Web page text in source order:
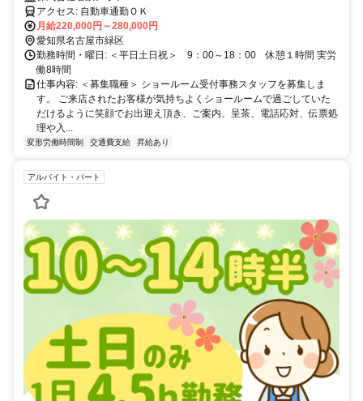
アクセス: 自動車通勤ＯＫ
月給220,000円～280,000円
愛知県名古屋市緑区
勤務時間・曜日: ＜平日土日祝＞ 9：00～18：00 休憩１時間 実労
働8時間
仕事内容: ＜募集職種＞ ショールーム受付事務スタッフを募集しま
す。 ご来店されたお客様が気持ちよくショールームで過ごしていた
だけるように笑顔でお出迎え頂き、ご案内、呈茶、電話応対、伝票処
理や入...
変形労働時間制 交通費支給 昇給あり
アルバイト・パート